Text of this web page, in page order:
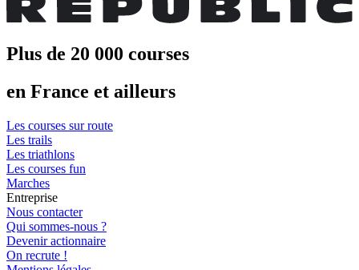
Plus de 20 000 courses
en France et ailleurs
Les courses sur route
Les trails
Les triathlons
Les courses fun
Marches
Entreprise
Nous contacter
Qui sommes-nous ?
Devenir actionnaire
On recrute !